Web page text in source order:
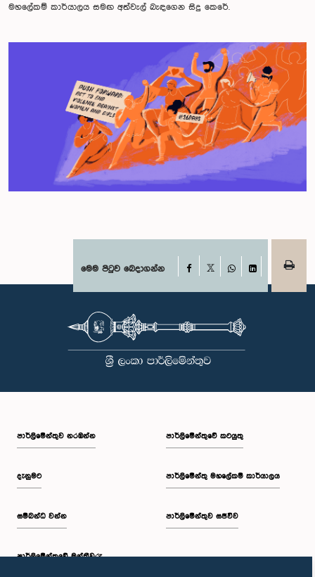
මහලේකම් කාර්යාලය සමඟ අත්වැල් බැඳගෙන සිදු කෙරේ.
මෙම පිටුව බෙදාගන්න Facebook
WhatsAppLinkedIn
පාර්ලි‌මේන්තුව නරඹන්න
දැනුමට
සම්බන්ධ වන්න
පාර්ලි‌මේන්තුවේ මන්ත්‍රීවරු
පාර්ලිමේන්තුවේ කටයුතු
පාර්ලිමේන්තු මහලේකම් කාර්යාලය
පාර්ලිමේන්තුව සජීවීව